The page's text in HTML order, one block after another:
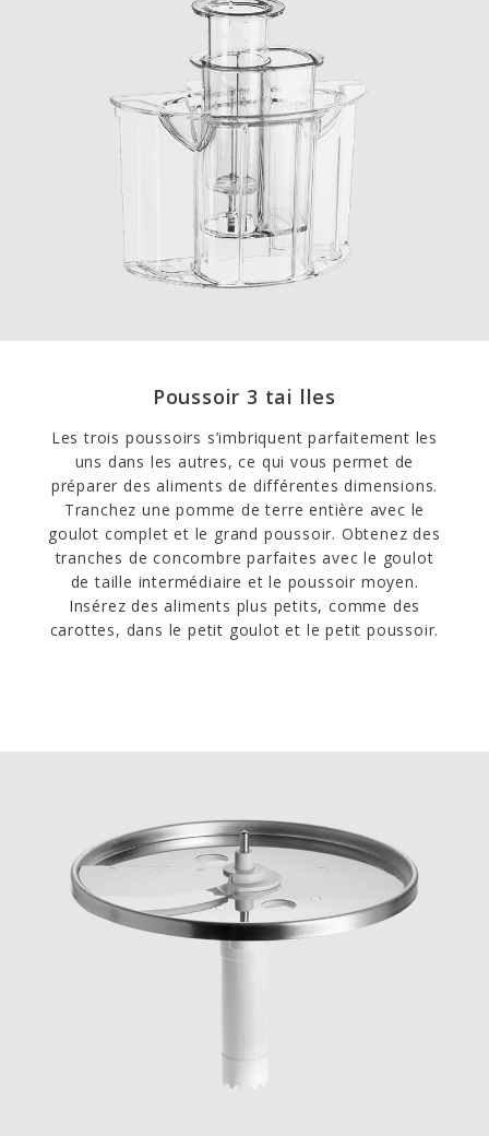
Poussoir 3 tai lles
Les trois poussoirs s’imbriquent parfaitement les
uns dans les autres, ce qui vous permet de
préparer des aliments de différentes dimensions.
Tranchez une pomme de terre entière avec le
goulot complet et le grand poussoir. Obtenez des
tranches de concombre parfaites avec le goulot
de taille intermédiaire et le poussoir moyen.
Insérez des aliments plus petits, comme des
carottes, dans le petit goulot et le petit poussoir.